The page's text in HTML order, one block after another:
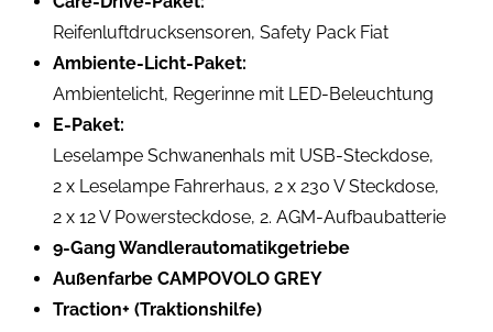
Reifenluftdrucksensoren, Safety Pack Fiat
Ambiente-Licht-Paket:
Ambientelicht, Regerinne mit LED-Beleuchtung
E-Paket:
Leselampe Schwanenhals mit USB-Steckdose,
2 x Leselampe Fahrerhaus, 2 x 230 V Steckdose,
2 x 12 V Powersteckdose, 2. AGM-Aufbaubatterie
9-Gang Wandlerautomatikgetriebe
Außenfarbe CAMPOVOLO GREY
Traction+ (Traktionshilfe)